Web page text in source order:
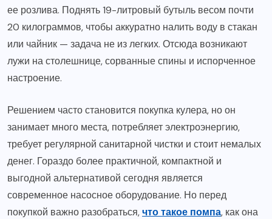
ее розлива. Поднять 19-литровый бутыль весом почти
20 килограммов, чтобы аккуратно налить воду в стакан
или чайник — задача не из легких. Отсюда возникают
лужи на столешнице, сорванные спины и испорченное
настроение.
Решением часто становится покупка кулера, но он
занимает много места, потребляет электроэнергию,
требует регулярной санитарной чистки и стоит немалых
денег. Гораздо более практичной, компактной и
выгодной альтернативой сегодня является
современное насосное оборудование. Но перед
покупкой важно разобраться,что такое помпа, как она